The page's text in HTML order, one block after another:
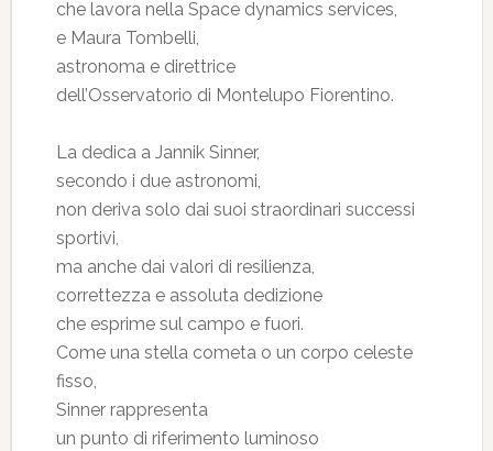
che lavora nella Space dynamics services,
e Maura Tombelli,
astronoma e direttrice
dell’Osservatorio di Montelupo Fiorentino.
La dedica a Jannik Sinner,
secondo i due astronomi,
non deriva solo dai suoi straordinari successi
sportivi,
ma anche dai valori di resilienza,
correttezza e assoluta dedizione
che esprime sul campo e fuori.
Come una stella cometa o un corpo celeste
fisso,
Sinner rappresenta
un punto di riferimento luminoso